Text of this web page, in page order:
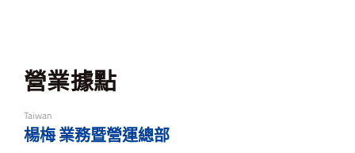
營業據點
Taiwan
楊梅 業務暨營運總部